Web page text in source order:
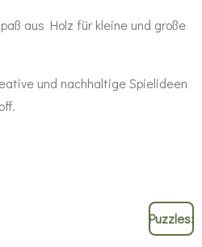
aus Holz für kleine und große
und nachhaltige Spielideen
Puzzles: